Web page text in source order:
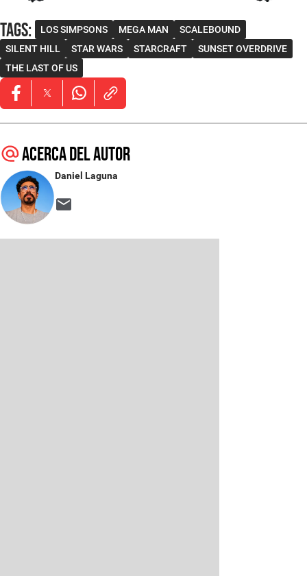
Tags: LOS SIMPSONS MEGA MAN
SCALEBOUND
SILENT HILL
STAR WARS STARCRAFT
SUNSET OVERDRIVE
THE LAST OF US
Opens in new window
Opens in new window
Opens in new window
Acerca del autor
Daniel Laguna